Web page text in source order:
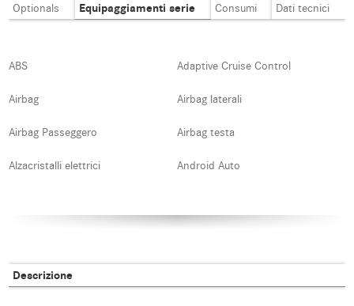
Optionals Equipaggiamenti serie Consumi Dati tecnici
ABS Adaptive Cruise Control
Airbag Airbag laterali
Airbag Passeggero Airbag testa
Alzacristalli elettrici Android Auto
Blind spot monitor Bluetooth
Descrizione